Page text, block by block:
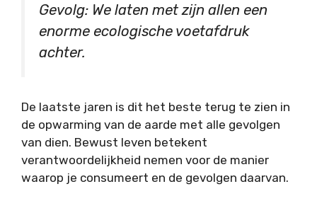
Gevolg: We laten met zijn allen een
enorme ecologische voetafdruk
achter.
De laatste jaren is dit het beste terug te zien in
de opwarming van de aarde met alle gevolgen
van dien. Bewust leven betekent
verantwoordelijkheid nemen voor de manier
waarop je consumeert en de gevolgen daarvan.